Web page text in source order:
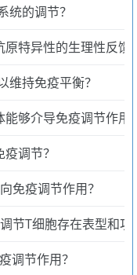
统的调节？
特异性的生理性反馈
维持免疫平衡？
够介导免疫调节作用
调节？
免疫调节作用？
节T细胞存在表型和功
调节作用？